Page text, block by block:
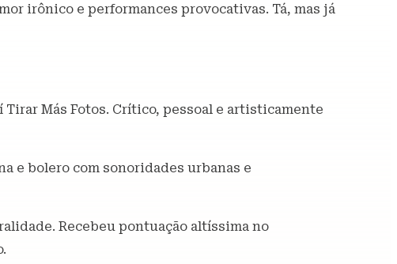
irônico e performances provocativas. Tá, mas já
Más Fotos. Crítico, pessoal e artisticamente
e bolero com sonoridades urbanas e
Recebeu pontuação altíssima no